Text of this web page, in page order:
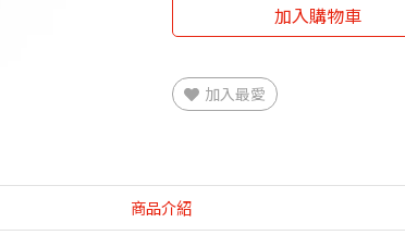
加入購物車
加入最愛
商品介紹